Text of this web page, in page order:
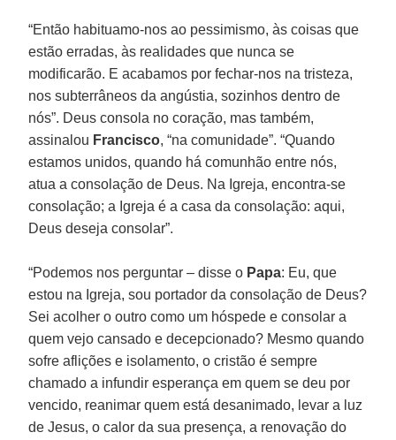
“Então habituamo-nos ao pessimismo, às coisas que
estão erradas, às realidades que nunca se
modificarão. E acabamos por fechar-nos na tristeza,
nos subterrâneos da angústia, sozinhos dentro de
nós”. Deus consola no coração, mas também,
assinalou Francisco, “na comunidade”. “Quando
estamos unidos, quando há comunhão entre nós,
atua a consolação de Deus. Na Igreja, encontra-se
consolação; a Igreja é a casa da consolação: aqui,
Deus deseja consolar”.
“Podemos nos perguntar – disse o Papa: Eu, que
estou na Igreja, sou portador da consolação de Deus?
Sei acolher o outro como um hóspede e consolar a
quem vejo cansado e decepcionado? Mesmo quando
sofre aflições e isolamento, o cristão é sempre
chamado a infundir esperança em quem se deu por
vencido, reanimar quem está desanimado, levar a luz
de Jesus, o calor da sua presença, a renovação do